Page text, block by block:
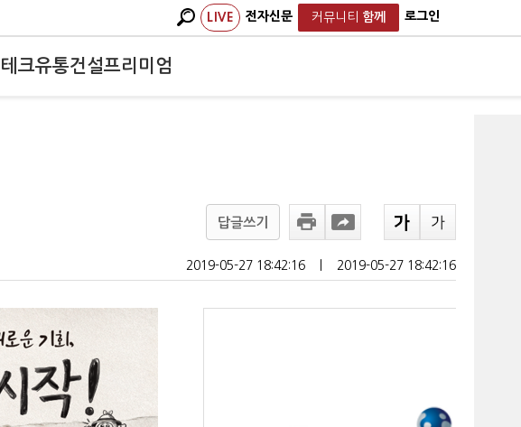
LIVE 전자신문 커뮤니티 함께 로그인
테크유통건설프리미엄
답글쓰기
2019-05-27 18:42:16 2019-05-27 18:42:16